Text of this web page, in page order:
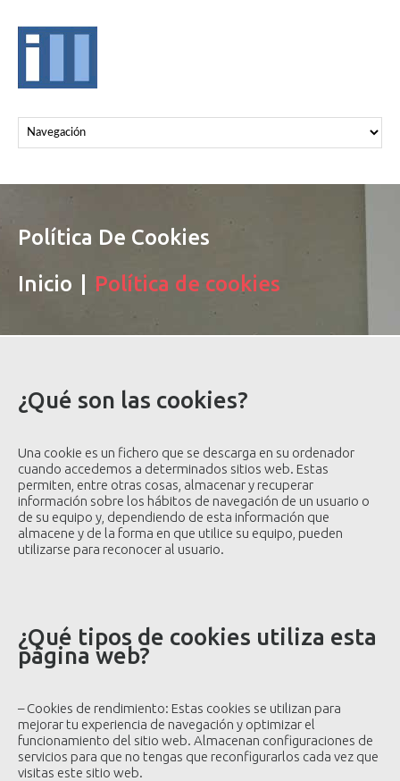
Política De Cookies
Inicio
Política de cookies
¿Qué son las cookies?
Una cookie es un fichero que se descarga en su ordenador
cuando accedemos a determinados sitios web. Estas
permiten, entre otras cosas, almacenar y recuperar
información sobre los hábitos de navegación de un usuario o
de su equipo y, dependiendo de esta información que
almacene y de la forma en que utilice su equipo, pueden
utilizarse para reconocer al usuario.
¿Qué tipos de cookies utiliza esta
página web?
– Cookies de rendimiento: Estas cookies se utilizan para
mejorar tu experiencia de navegación y optimizar el
funcionamiento del sitio web. Almacenan configuraciones de
servicios para que no tengas que reconfigurarlos cada vez que
visitas este sitio web.